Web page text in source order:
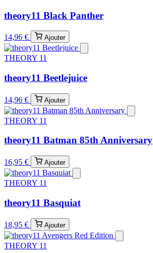
theory11 Black Panther
14,96 € Ajouter
THEORY 11
theory11 Beetlejuice
14,96 € Ajouter
THEORY 11
theory11 Batman 85th Anniversary
16,95 € Ajouter
THEORY 11
theory11 Basquiat
18,95 € Ajouter
THEORY 11